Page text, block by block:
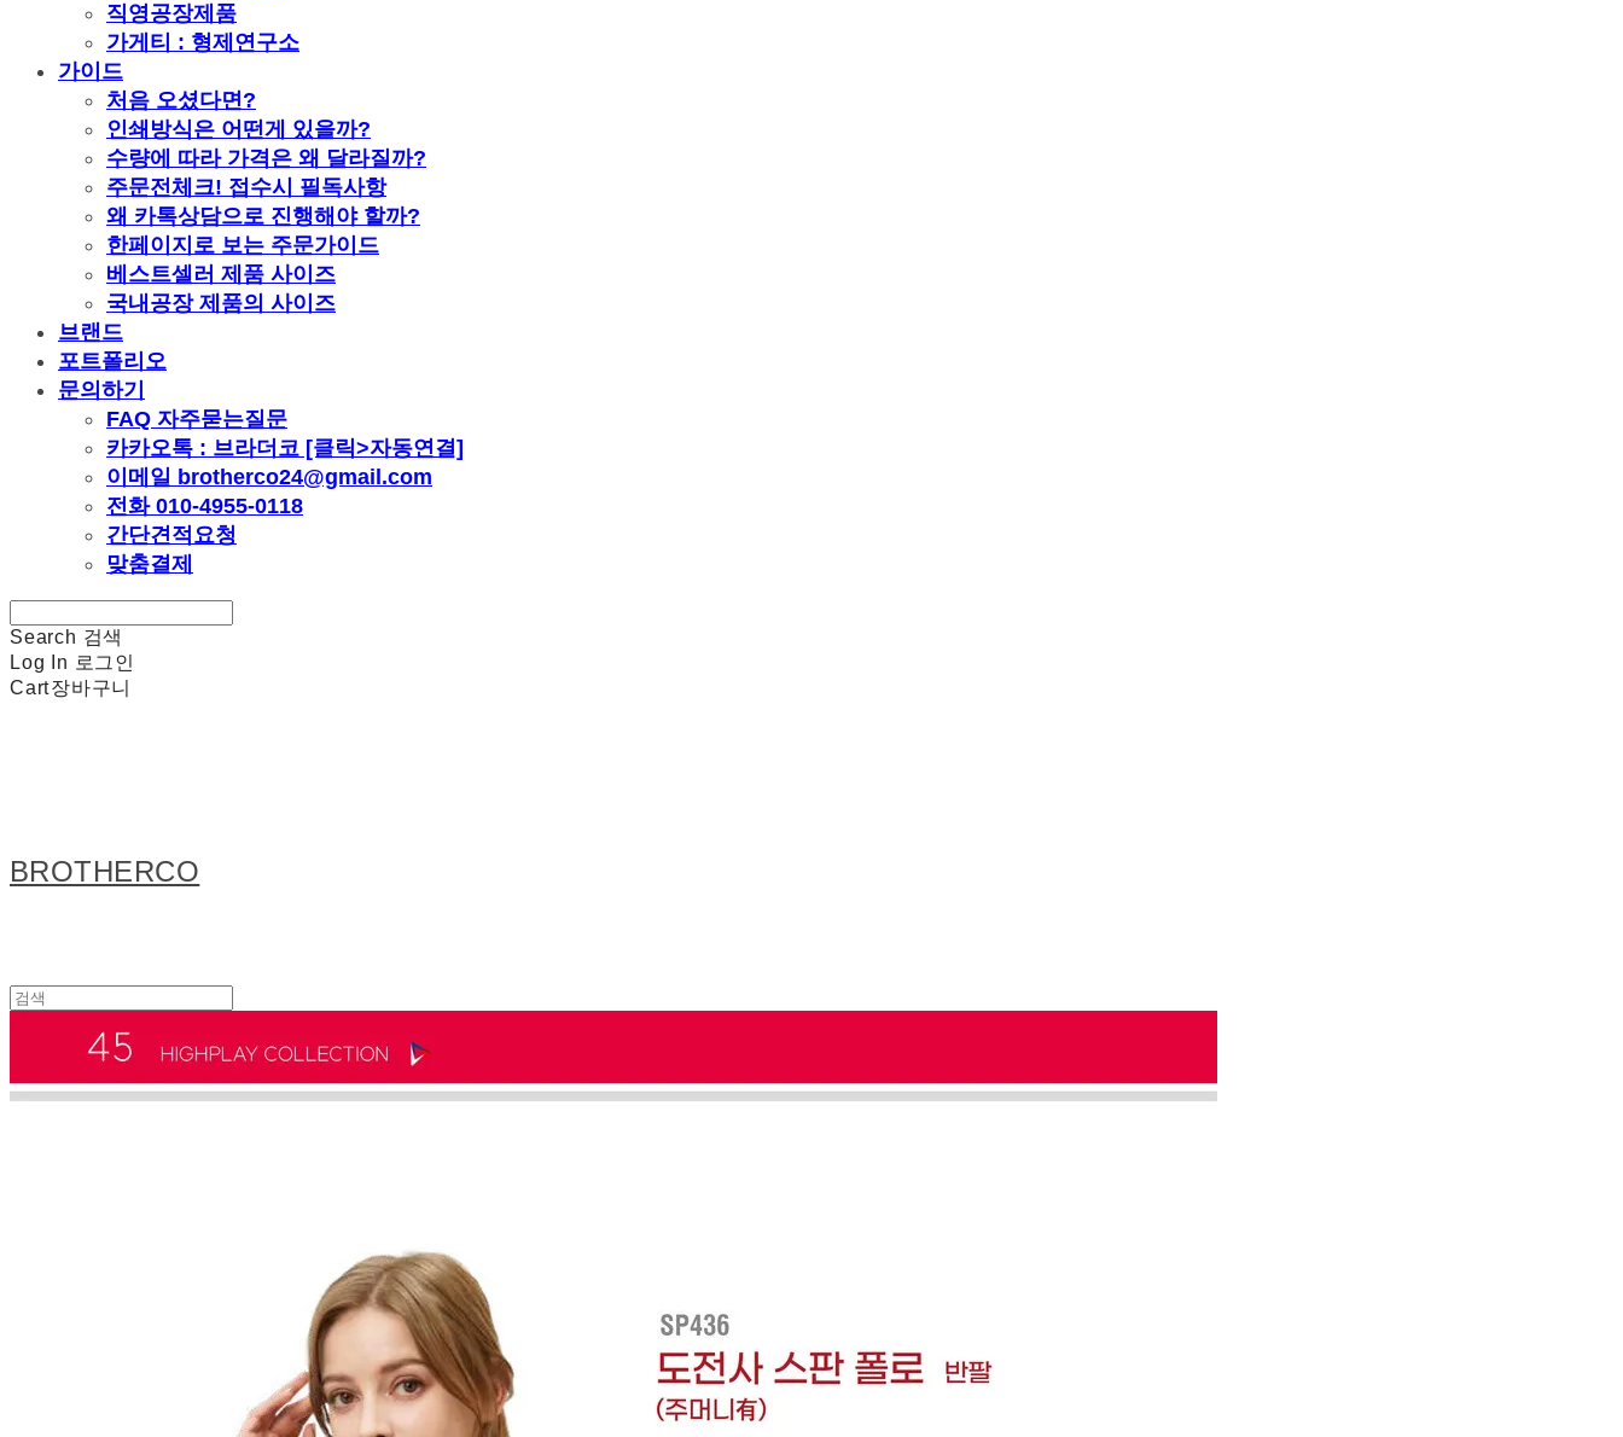
직영공장제품
가게티 : 형제연구소
가이드
처음 오셨다면?
인쇄방식은 어떤게 있을까?
수량에 따라 가격은 왜 달라질까?
주문전체크! 접수시 필독사항
왜 카톡상담으로 진행해야 할까?
한페이지로 보는 주문가이드
베스트셀러 제품 사이즈
국내공장 제품의 사이즈
브랜드
포트폴리오
문의하기
FAQ 자주묻는질문
카카오톡 : 브라더코 [클릭>자동연결]
이메일 brotherco24@gmail.com
전화 010-4955-0118
간단견적요청
맞춤결제
Search 검색
Log In 로그인
Cart장바구니
BROTHERCO